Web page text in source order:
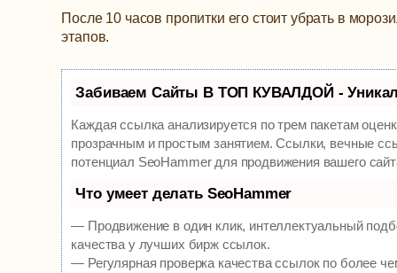
После 10 часов пропитки его стоит убрать в
этапов.
Забиваем Сайты В ТОП КУВАЛДОЙ -
Каждая ссылка анализируется по трем пакетам
прозрачным и простым занятием. Ссылки, вечные
потенциал SeoHammer для продвижения вашего
Что умеет делать SeoHammer
— Продвижение в один клик, интеллектуальный
качества у лучших бирж ссылок.
— Регулярная проверка качества ссылок по более